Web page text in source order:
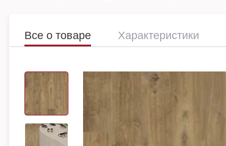
Все о товаре Характеристики